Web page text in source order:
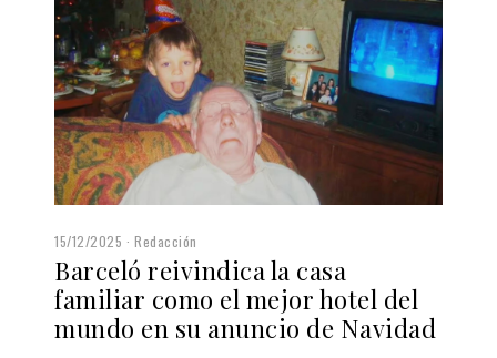
15/12/2025 Redacción
Barceló reivindica la casa
familiar como el mejor hotel del
mundo en su anuncio de Navidad